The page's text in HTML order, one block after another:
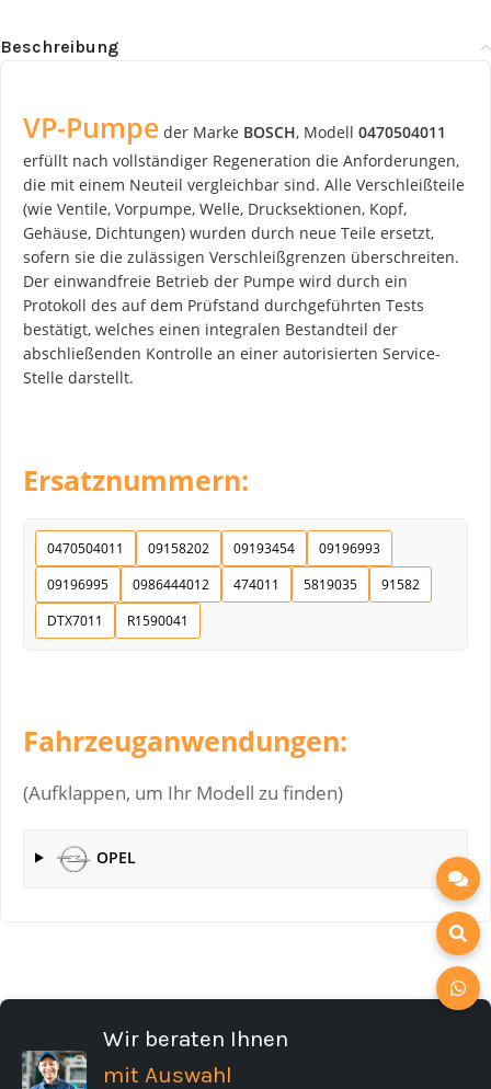
Beschreibung
VP-Pumpe der Marke BOSCH, Modell 0470504011
erfüllt nach vollständiger Regeneration die Anforderungen,
die mit einem Neuteil vergleichbar sind. Alle Verschleißteile
(wie Ventile, Vorpumpe, Welle, Drucksektionen, Kopf,
Gehäuse, Dichtungen) wurden durch neue Teile ersetzt,
sofern sie die zulässigen Verschleißgrenzen überschreiten.
Der einwandfreie Betrieb der Pumpe wird durch ein
Protokoll des auf dem Prüfstand durchgeführten Tests
bestätigt, welches einen integralen Bestandteil der
abschließenden Kontrolle an einer autorisierten Service-
Stelle darstellt.
Ersatznummern:
0470504011 09158202 09193454
09196993
09196995
0986444012 474011 5819035
91582
DTX7011
R1590041
Fahrzeuganwendungen:
(Aufklappen, um Ihr Modell zu finden)
OPEL
Wir beraten Ihnen
mit Auswahl